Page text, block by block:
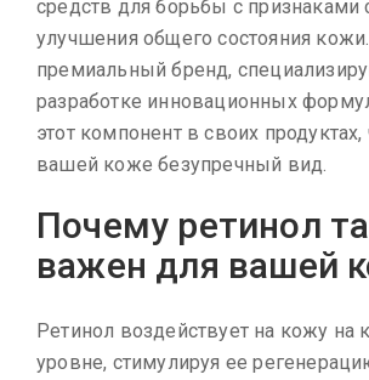
средств для борьбы с признаками
улучшения общего состояния
премиальный бренд,
разработке инновационных
этот компонент в своих
вашей коже безупречный вид.
Почему ретинол
важен для вашей
Ретинол воздействует на кожу на
уровне, стимулируя ее